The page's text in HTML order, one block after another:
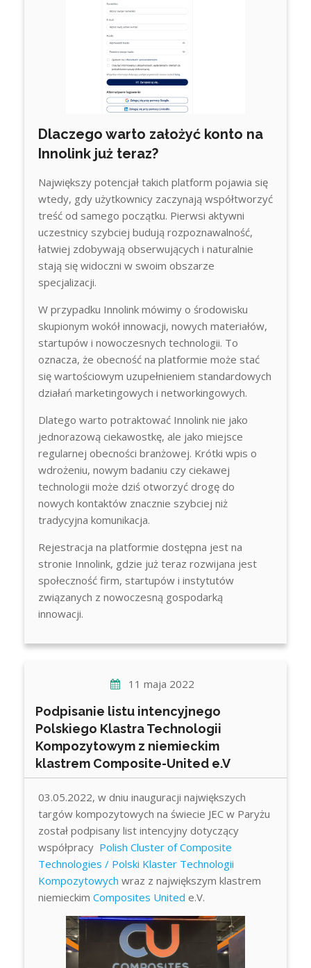
Dlaczego warto założyć konto na
Innolink już teraz?
Największy potencjał takich platform pojawia się
wtedy, gdy użytkownicy zaczynają współtworzyć
treść od samego początku. Pierwsi aktywni
uczestnicy szybciej budują rozpoznawalność,
łatwiej zdobywają obserwujących i naturalnie
stają się widoczni w swoim obszarze
specjalizacji.
W przypadku Innolink mówimy o środowisku
skupionym wokół innowacji, nowych materiałów,
startupów i nowoczesnych technologii. To
oznacza, że obecność na platformie może stać
się wartościowym uzupełnieniem standardowych
działań marketingowych i networkingowych.
Dlatego warto potraktować Innolink nie jako
jednorazową ciekawostkę, ale jako miejsce
regularnej obecności branżowej. Krótki wpis o
wdrożeniu, nowym badaniu czy ciekawej
technologii może dziś otworzyć drogę do
nowych kontaktów znacznie szybciej niż
tradycyjna komunikacja.
Rejestracja na platformie dostępna jest na
stronie Innolink, gdzie już teraz rozwijana jest
społeczność firm, startupów i instytutów
związanych z nowoczesną gospodarką
innowacji.
11 maja 2022
Podpisanie listu intencyjnego
Polskiego Klastra Technologii
Kompozytowym z niemieckim
klastrem Composite-United e.V
03.05.2022, w dniu inauguracji największych
targów kompozytowych na świecie JEC w Paryżu
został podpisany list intencyjny dotyczący
współpracy Polish Cluster of Composite
Technologies / Polski Klaster Technologii
Kompozytowych wraz z największym klastrem
niemieckim Composites United e.V.